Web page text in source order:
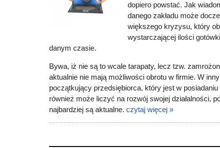
dopiero powstać. Jak
danego zakładu może
większego kryzysu, który
wystarczającej ilości
danym czasie.
Bywa, iż nie są to wcale tarapaty, lecz tzw.
aktualnie nie mają możliwości obrotu w firmie. W
początkujący przedsiębiorca, który jest w
również może liczyć na rozwój swojej działalności,
najbardziej są aktualne. czytaj więcej »